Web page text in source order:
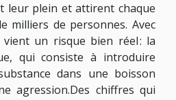
leur plein et attirent chaque
milliers de personnes. Avec
vient un risque bien réel : la
qui consiste à introduire
dans une boisson
agression.Des chiffres qui